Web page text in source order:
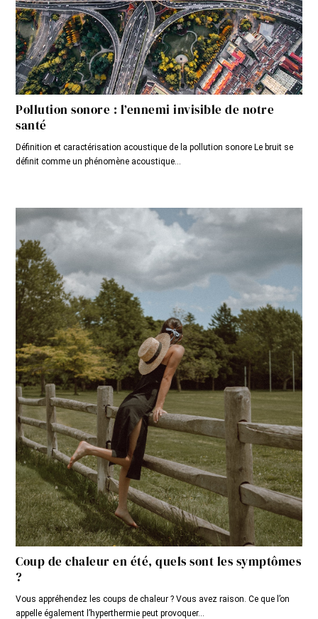
Pollution sonore : l’ennemi invisible de notre
santé
Définition et caractérisation acoustique de la pollution sonore Le bruit se
définit comme un phénomène acoustique...
Coup de chaleur en été, quels sont les symptômes
?
Vous appréhendez les coups de chaleur ? Vous avez raison. Ce que l’on
appelle également l’hyperthermie peut provoquer...